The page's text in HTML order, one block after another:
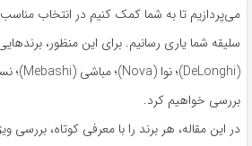
می‌پردازیم تا به شما کمک کنیم در انتخاب مناسب
سلیقه شما یاری رسانیم. برای این منظور،
بررسی خواهیم کرد.
در این مقاله، هر برند را با معرفی کوتاه،